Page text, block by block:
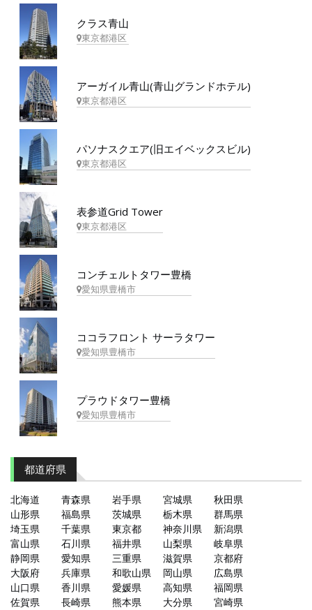
クラス青山
東京都港区
アーガイル青山(青山グランドホテル)
東京都港区
パソナスクエア(旧エイベックスビル)
東京都港区
表参道Grid Tower
東京都港区
コンチェルトタワー豊橋
愛知県豊橋市
ココラフロント サーラタワー
愛知県豊橋市
プラウドタワー豊橋
愛知県豊橋市
都道府県
北海道 青森県 岩手県 宮城県
秋田県
山形県
福島県 茨城県 栃木県
群馬県
埼玉県
千葉県 東京都 神奈川県
新潟県
富山県
石川県 福井県 山梨県
岐阜県
静岡県
愛知県 三重県 滋賀県
京都府
大阪府
兵庫県 和歌山県 岡山県
広島県
山口県
香川県 愛媛県 高知県
福岡県
佐賀県
長崎県 熊本県 大分県
宮崎県